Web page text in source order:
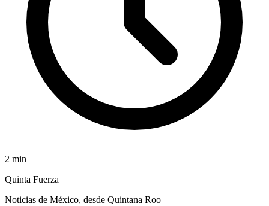
2 min
Quinta Fuerza
Noticias de México, desde Quintana Roo